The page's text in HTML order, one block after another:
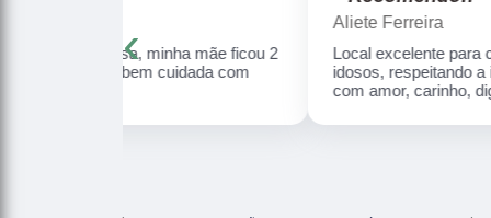
Local excelente para cuidar dos nossos
idosos, respeitando a individualidade de cada,
com amor, carinho, dignidade e humanização.
‹